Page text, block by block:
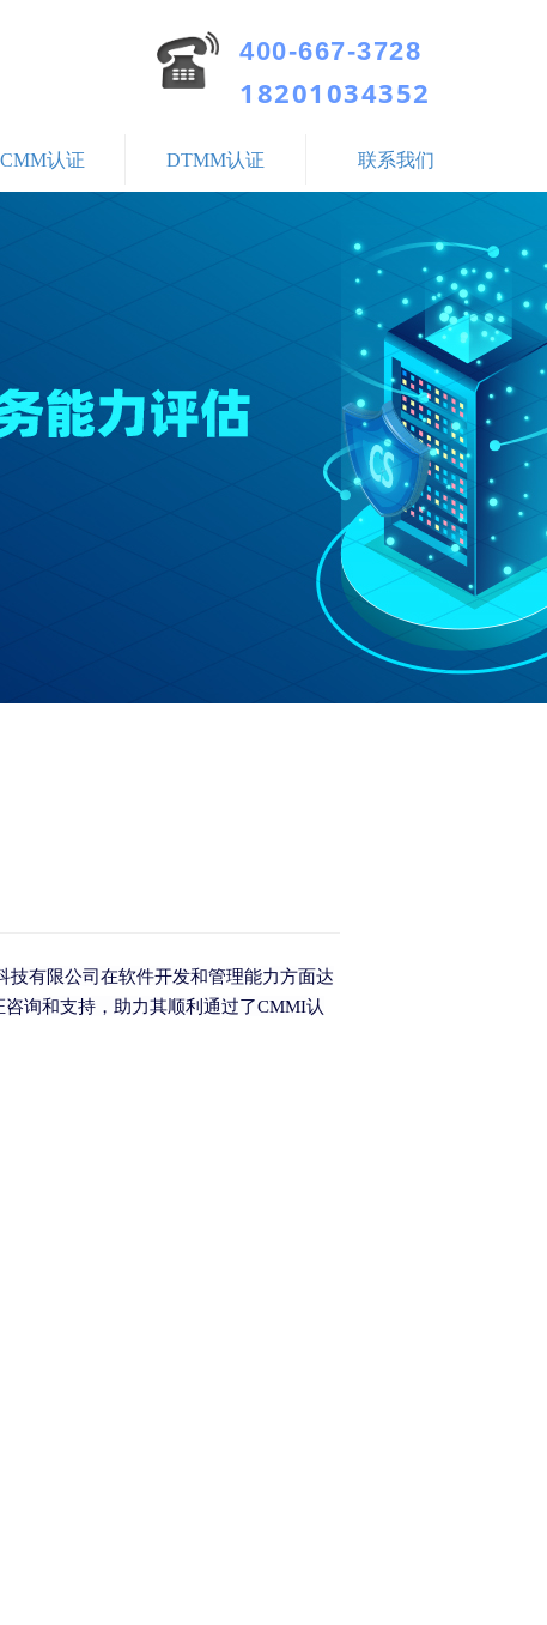
400-667-3728
18201034352
认证 DTMM认证 联系我们
有限公司在软件开发和管理能力方面达
询和支持，助力其顺利通过了CMMI认